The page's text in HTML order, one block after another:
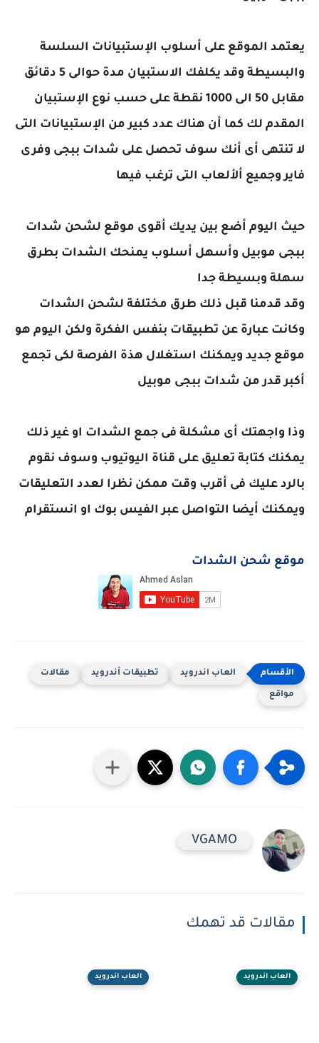
يعتمد الموقع على أسلوب الإستبيانات السلسة
والبسيطة وقد يكلفك الاستبيان مدة حوالى 5 دقائق
مقابل 50 الى 1000 نقطة على حسب نوع الإستبيان
المقدم لك كما أن هناك عدد كبير من الإستبيانات التى
لا تنتهى أى أنك سوف تحصل على شدات ببجى وفرى
فاير وجميع ألألعاب التى ترغب فيها
حيث اليوم أضع بين يديك أقوى موقع لشحن شدات
ببجى موبيل وأسهل أسلوب يمنحك الشدات بطرق
سهلة وبسيطة جدا
وقد قدمنا قبل ذلك طرق مختلفة لشحن الشدات
وكانت عبارة عن تطبيقات بنفس الفكرة ولكن اليوم هو
موقع جديد ويمكنك استغلال هذة الفرصة لكى تجمع
أكبر قدر من شدات ببجى موبيل
وذا واجهتك أى مشكلة فى جمع الشدات او غير ذلك
يمكنك كتابة تعليق على قناة اليوتيوب وسوف نقوم
بالرد عليك فى أقرب وقت ممكن نظرا لعدد التعليقات
ويمكنك أيضا التواصل عبر الفيس بوك او انستقرام
موقع شحن الشدات
العاب اندرويد تطبيقات أندرويد مقالات
مواقع
VGAMO
مقالات قد تهمك
العاب اندرويد العاب اندرويد